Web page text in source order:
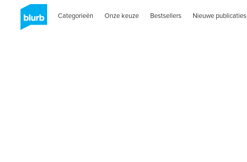
Categorieën Onze keuze Bestsellers Nieuwe publicaties